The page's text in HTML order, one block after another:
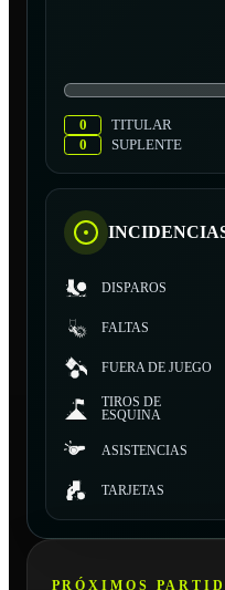
0
TITULAR
0
SUPLENTE
DISPAROS
FALTAS
FUERA DE JUEGO
TIROS DE
ESQUINA
ASISTENCIAS
TARJETAS
PRÓXIMOS